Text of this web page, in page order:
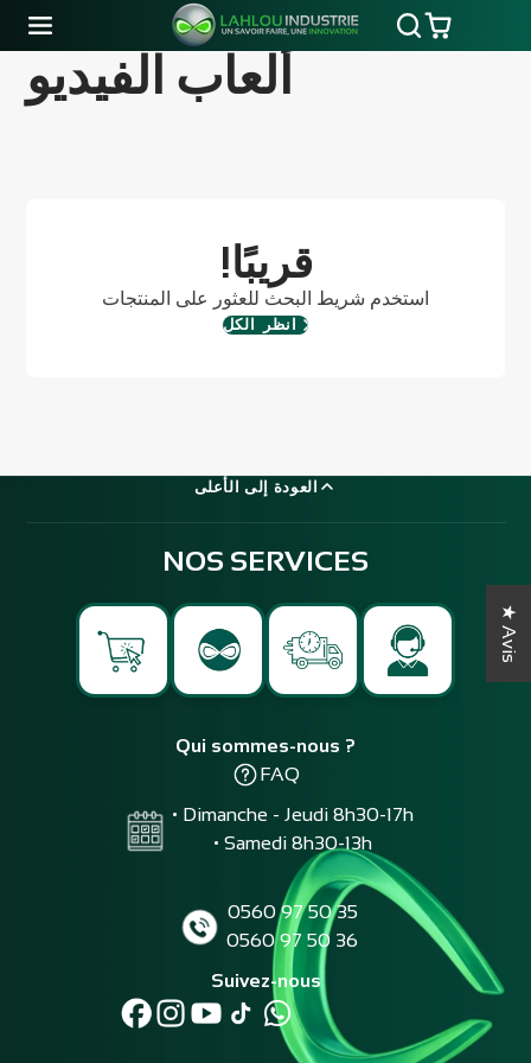
ألعاب الفيديو
!قريبًا
استخدم شريط البحث للعثور على المنتجات
انظر الكل
العودة إلى الأعلى
NOS SERVICES
Qui sommes-nous ?
FAQ
• Dimanche - Jeudi 8h30-17h
• Samedi 8h30-13h
0560 97 50 35
0560 97 50 36
Suivez-nous
★ Avis